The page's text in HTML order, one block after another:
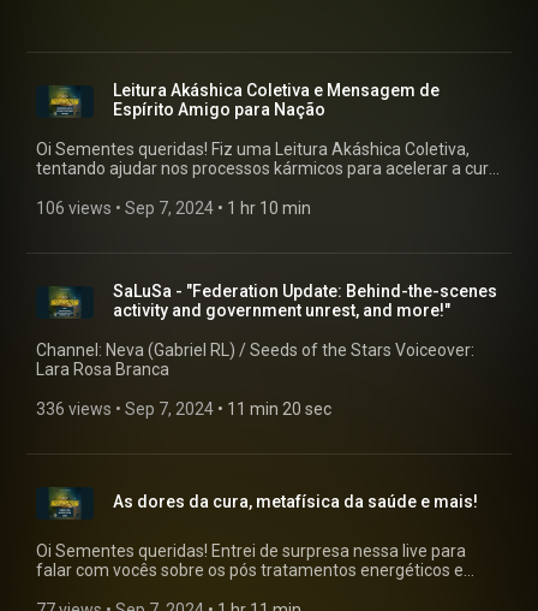
Leitura Akáshica Coletiva e Mensagem de
Espírito Amigo para Nação
Oi Sementes queridas! Fiz uma Leitura Akáshica Coletiva,
tentando ajudar nos processos kármicos para acelerar a cura
errar também faz parte do caminho. E uma mensagem
atendimento comigo: Whats: (41) 99164-1888 Caso por
algum motivo não consiga via Whats, entre em contato pelo
e-mail: neva@sementesdasestrelas.com.br Não esqueçam
de enviar para alguém que sintam que essa live poderá
ajudar de alguma forma, além de curtir o vídeo, pois ajuda a
alcançar mais pessoas! Muita gratidão por tão grandiosa
oportunidade de servir! Beijos! Neva (Gabriel RL)
106 views • Sep 7, 2024 • 1 hr 10 min
SaLuSa - "Federation Update: Behind-the-scenes
activity and government unrest, and more!"
Channel: Neva (Gabriel RL) / Seeds of the Stars Voiceover:
Lara Rosa Branca
336 views • Sep 7, 2024 • 11 min 20 sec
As dores da cura, metafísica da saúde e mais!
Oi Sementes queridas! Entrei de surpresa nessa live para
falar com vocês sobre os pós tratamentos energéticos e